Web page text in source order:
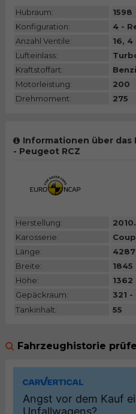
Hubraum: 1598
Konfiguration:
4 -
Anzahl Ventile:
16,
Lufteinlass:
Kraftstoffart:
Motorleistung:
200
Drehmoment:
275
Informationen über das
- Peugeot RCZ
Herstellung:
Karosserie:
Länge:
4287
Breite:
1845
Höhe:
1362
Gepäckraum:
321 -
Tankinhalt:
55
Fahrzeughistorie